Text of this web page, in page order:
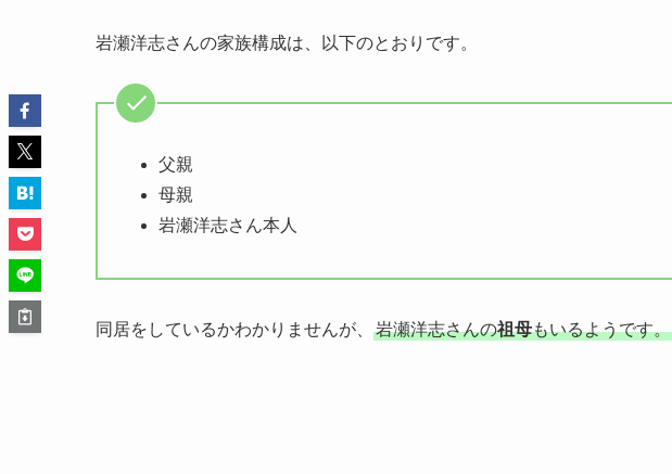
岩瀬洋志さんの家族構成は、以下のとおりです。
父親
母親
岩瀬洋志さん本人
同居をしているかわかりませんが、 岩瀬洋志さんの祖母もいるようです。